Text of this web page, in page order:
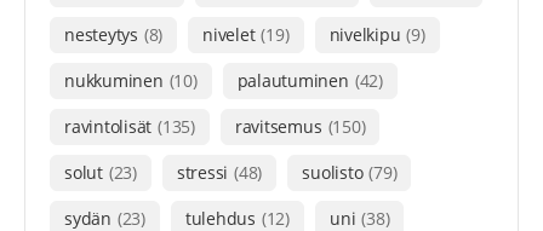
nesteytys (8) nivelet (19) nivelkipu (9)
nukkuminen (10) palautuminen (42)
ravintolisät (135) ravitsemus (150)
solut (23) stressi (48) suolisto (79)
sydän (23) tulehdus (12) uni (38)